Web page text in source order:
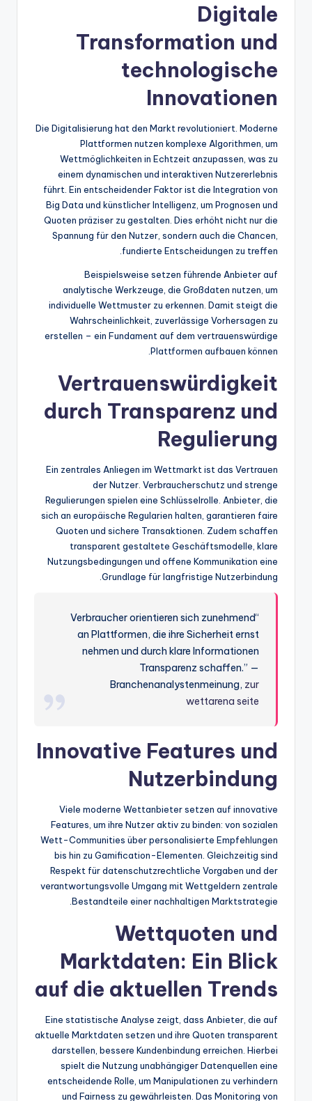
Digitale
Transformation und
technologische
Innovationen
Die Digitalisierung hat den Markt revolutioniert. Moderne
Plattformen nutzen komplexe Algorithmen, um
Wettmöglichkeiten in Echtzeit anzupassen, was zu
einem dynamischen und interaktiven Nutzererlebnis
führt. Ein entscheidender Faktor ist die Integration von
Big Data und künstlicher Intelligenz, um Prognosen und
Quoten präziser zu gestalten. Dies erhöht nicht nur die
Spannung für den Nutzer, sondern auch die Chancen,
fundierte Entscheidungen zu treffen.
Beispielsweise setzen führende Anbieter auf
analytische Werkzeuge, die Großdaten nutzen, um
individuelle Wettmuster zu erkennen. Damit steigt die
Wahrscheinlichkeit, zuverlässige Vorhersagen zu
erstellen – ein Fundament auf dem vertrauenswürdige
Plattformen aufbauen können.
Vertrauenswürdigkeit
durch Transparenz und
Regulierung
Ein zentrales Anliegen im Wettmarkt ist das Vertrauen
der Nutzer. Verbraucherschutz und strenge
Regulierungen spielen eine Schlüsselrolle. Anbieter, die
sich an europäische Regularien halten, garantieren faire
Quoten und sichere Transaktionen. Zudem schaffen
transparent gestaltete Geschäftsmodelle, klare
Nutzungsbedingungen und offene Kommunikation eine
Grundlage für langfristige Nutzerbindung.
“Verbraucher orientieren sich zunehmend
an Plattformen, die ihre Sicherheit ernst
nehmen und durch klare Informationen
Transparenz schaffen.” —
Branchenanalystenmeinung, zur
wettarena seite
Innovative Features und
Nutzerbindung
Viele moderne Wettanbieter setzen auf innovative
Features, um ihre Nutzer aktiv zu binden: von sozialen
Wett-Communities über personalisierte Empfehlungen
bis hin zu Gamification-Elementen. Gleichzeitig sind
Respekt für datenschutzrechtliche Vorgaben und der
verantwortungsvolle Umgang mit Wettgeldern zentrale
Bestandteile einer nachhaltigen Marktstrategie.
Wettquoten und
Marktdaten: Ein Blick
auf die aktuellen Trends
Eine statistische Analyse zeigt, dass Anbieter, die auf
aktuelle Marktdaten setzen und ihre Quoten transparent
darstellen, bessere Kundenbindung erreichen. Hierbei
spielt die Nutzung unabhängiger Datenquellen eine
entscheidende Rolle, um Manipulationen zu verhindern
und Fairness zu gewährleisten. Das Monitoring von